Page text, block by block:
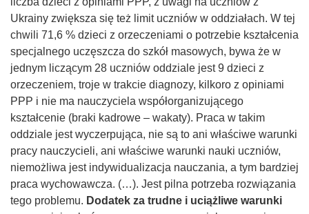
Ukrainy zwiększa się też limit uczniów w oddziałach. W tej
chwili 71,6 % dzieci z orzeczeniami o potrzebie kształcenia
specjalnego uczęszcza do szkół masowych, bywa że w
jednym liczącym 28 uczniów oddziale jest 9 dzieci z
orzeczeniem, troje w trakcie diagnozy, kilkoro z opiniami
PPP i nie ma nauczyciela współorganizującego
kształcenie (braki kadrowe – wakaty). Praca w takim
oddziale jest wyczerpująca, nie są to ani właściwe warunki
pracy nauczycieli, ani właściwe warunki nauki uczniów,
niemożliwa jest indywidualizacja nauczania, a tym bardziej
praca wychowawcza. (…). Jest pilna potrzeba rozwiązania
tego problemu. Dodatek za trudne i uciążliwe warunki